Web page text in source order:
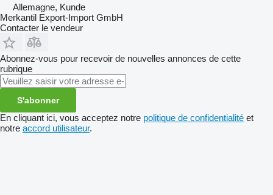
Allemagne, Kunde
Merkantil Export-Import GmbH
Contacter le vendeur
Abonnez-vous pour recevoir de nouvelles annonces de cette
rubrique
S'abonner
En cliquant ici, vous acceptez notre politique de confidentialité et
notre accord utilisateur.